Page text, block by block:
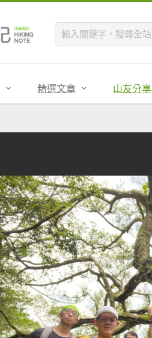
精選文章 山友分享